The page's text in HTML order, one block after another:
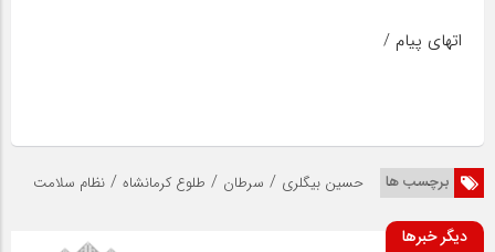
اتهای پیام /
برچسب ها حسین بیگلری / سرطان / طلوع کرمانشاه / نظام سلامت
دیگر خبرها